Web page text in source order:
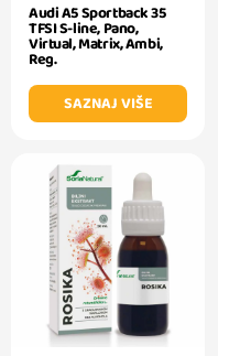
Audi A5 Sportback 35
TFSI S-line, Pano,
Virtual, Matrix, Ambi,
Reg.
SAZNAJ VIŠE